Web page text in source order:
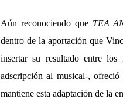
Aún reconociendo que TEA
dentro de la aportación que
insertar su resultado entre
adscripción al musical-,
mantiene esta adaptación de la